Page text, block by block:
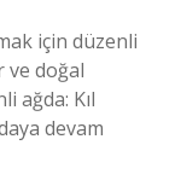
için düzenli
ve doğal
ağda: Kıl
devam